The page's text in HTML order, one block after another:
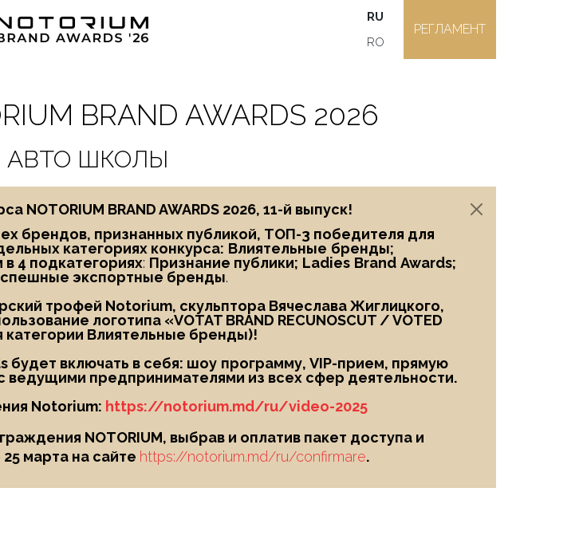
RU
RO
РЕГЛАМЕНТ
BRAND AWARDS 2026
АВТО ШКОЛЫ
BRAND AWARDS 2026, 11-й выпуск!
брендов, признанных публикой, ТОП-3 победителя для
категориях конкурса: Влиятельные бренды;
в 4 подкатегориях: Признание публики; Ladies Brand Awards;
экспортные бренды.
трофей Notorium, скульптора Вячеслава Жиглицкого,
логотипа «VOTAT BRAND RECUNOSCUT /VOTED
категории Влиятельные бренды)!
будет включать в себя: шоу программу, VIP-прием, прямую
ведущими предпринимателями из всех сфер деятельности.
Notorium: https://notorium.md/ru/video-2025
NOTORIUM, выбрав и оплатив пакет доступа и
марта на сайте https://notorium.md/ru/confirmare.